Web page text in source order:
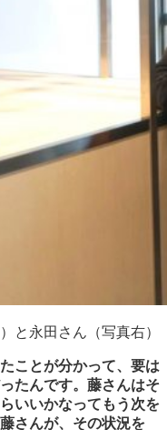
と永田さん（写真右）
ことが分かって、要は
たんです。藤さんはそ
いいかなってもう次を
さんが、その状況を